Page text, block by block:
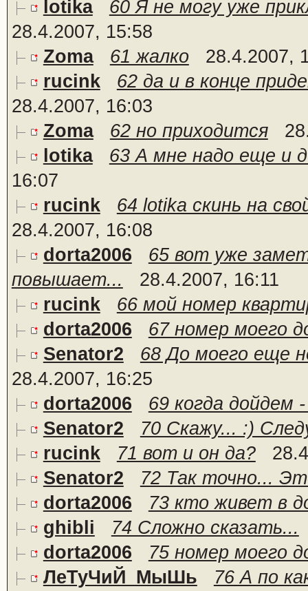
lotika
60 Я не могу уже
28.4.2007, 15:58
Zoma
61 жалко
28.4.2007,
rucink
62 да и в конце
28.4.2007, 16:03
Zoma
62 но приходится
lotika
63 А мне надо еще и
16:07
rucink
64 lotika скинь на
28.4.2007, 16:08
dorta2006
65 вот уже
повышает...
28.4.2007, 16:11
rucink
66 мой номер
dorta2006
67 номер моего
Senator2
68 До моего еще
28.4.2007, 16:25
dorta2006
69 когда дойдем
Senator2
70 Скажу... :)
rucink
71 вот и он да?
Senator2
72 Так точно...
dorta2006
73 кто живет в
ghibli
74 Сложно сказать...
dorta2006
75 номер моего
ЛеТуЧиЙ_МыШь
76 А по